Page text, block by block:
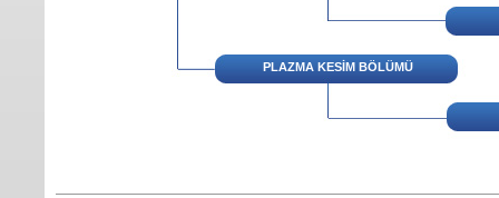
PLAZMA KESİM BÖLÜMÜ